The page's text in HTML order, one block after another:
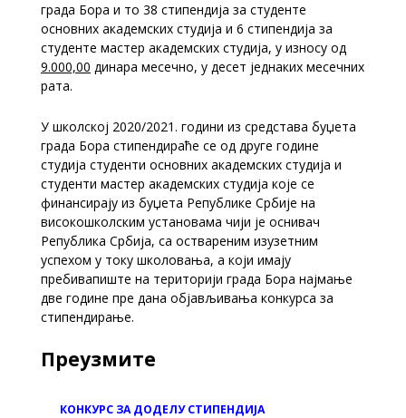
града Бора и то 38 стипендија за студенте
основних академских студија и 6 стипендија за
студенте мастер академских студија, у износу од
9.000,00 динара месечно, у десет једнаких месечних
рата.
У школској 2020/2021. години из средстава буџета
града Бора стипендираће се од друге године
студија студенти основних академских студија и
студенти мастер академских студија које се
финансирају из буџета Републике Србије на
високошколским установама чији је оснивач
Република Србија, са оствареним изузетним
успехом у току школовања, а који имају
пребивапиште на територији града Бора најмање
две године пре дана објављивања конкурса за
стипендирање.
Преузмите
КОНКУРС ЗА ДОДЕЛУ СТИПЕНДИЈА